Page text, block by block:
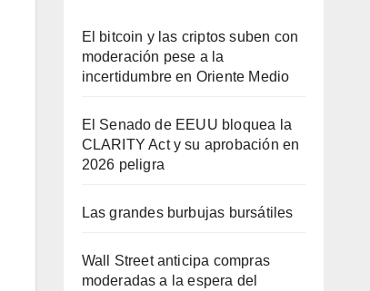
El bitcoin y las criptos suben con
moderación pese a la
incertidumbre en Oriente Medio
El Senado de EEUU bloquea la
CLARITY Act y su aprobación en
2026 peligra
Las grandes burbujas bursátiles
Wall Street anticipa compras
moderadas a la espera del